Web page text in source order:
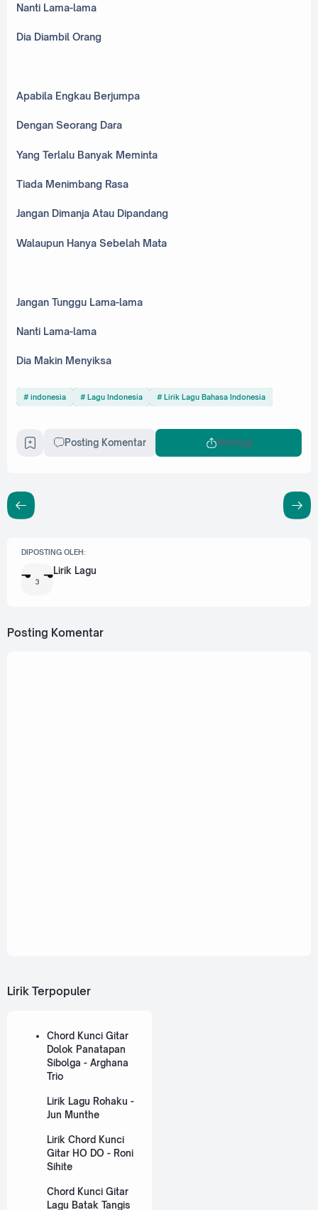
Nanti Lama-lama
Dia Diambil Orang
Apabila Engkau Berjumpa
Dengan Seorang Dara
Yang Terlalu Banyak Meminta
Tiada Menimbang Rasa
Jangan Dimanja Atau Dipandang
Walaupun Hanya Sebelah Mata
Jangan Tunggu Lama-lama
Nanti Lama-lama
Dia Makin Menyiksa
indonesia Lagu Indonesia Lirik Lagu Bahasa Indonesia
Posting Komentar Berbagi
DIPOSTING OLEH:
Lirik Lagu
Posting Komentar
Lirik Terpopuler
Chord Kunci Gitar
Dolok Panatapan
Sibolga - Arghana
Trio
Lirik Lagu Rohaku -
Jun Munthe
Lirik Chord Kunci
Gitar HO DO - Roni
Sihite
Chord Kunci Gitar
Lagu Batak Tangis